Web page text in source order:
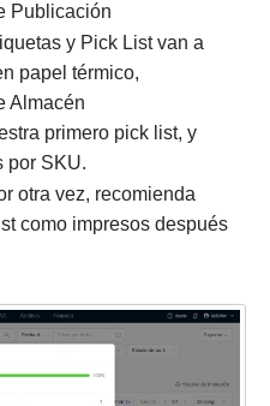
Publicación
y Pick List van a
papel térmico,
Almacén
primero pick list, y
por SKU.
otra vez, recomienda
como impresos después